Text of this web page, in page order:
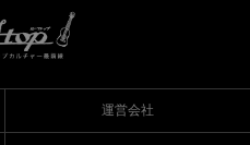
運営会社